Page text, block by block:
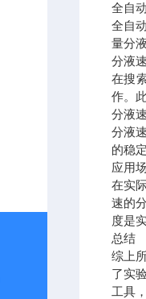
全自
全自
量分
分液
在搜
作。
分液
分液
的稳
应用
在实
速的
度是
总结
综上
了实
工具